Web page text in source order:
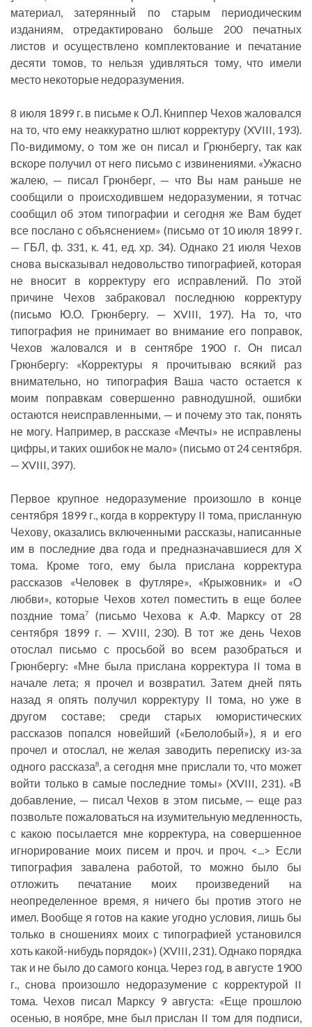
материал, затерянный по старым периодическим
изданиям, отредактировано больше 200 печатных
листов и осуществлено комплектование и печатание
десяти томов, то нельзя удивляться тому, что имели
место некоторые недоразумения.
8 июля 1899 г. в письме к О.Л. Книппер Чехов жаловался
на то, что ему неаккуратно шлют корректуру (XVIII, 193).
По-видимому, о том же он писал и Грюнбергу, так как
вскоре получил от него письмо с извинениями. «Ужасно
жалею, — писал Грюнберг, — что Вы нам раньше не
сообщили о происходившем недоразумении, я тотчас
сообщил об этом типографии и сегодня же Вам будет
все послано с объяснением» (письмо от 10 июля 1899 г.
— ГБЛ, ф. 331, к. 41, ед. хр. 34). Однако 21 июля Чехов
снова высказывал недовольство типографией, которая
не вносит в корректуру его исправлений. По этой
причине Чехов забраковал последнюю корректуру
(письмо Ю.О. Грюнбергу. — XVIII, 197). На то, что
типография не принимает во внимание его поправок,
Чехов жаловался и в сентябре 1900 г. Он писал
Грюнбергу: «Корректуры я прочитываю всякий раз
внимательно, но типография Ваша часто остается к
моим поправкам совершенно равнодушной, ошибки
остаются неисправленными, — и почему это так, понять
не могу. Например, в рассказе «Мечты» не исправлены
цифры, и таких ошибок не мало» (письмо от 24 сентября.
— XVIII, 397).
Первое крупное недоразумение произошло в конце
сентября 1899 г., когда в корректуру II тома, присланную
Чехову, оказались включенными рассказы, написанные
им в последние два года и предназначавшиеся для X
тома. Кроме того, ему была прислана корректура
рассказов «Человек в футляре», «Крыжовник» и «О
любви», которые Чехов хотел поместить в еще более
поздние тома7(письмо Чехова к А.Ф. Марксу от 28
сентября 1899 г. — XVIII, 230). В тот же день Чехов
отослал письмо с просьбой во всем разобраться и
Грюнбергу: «Мне была прислана корректура II тома в
начале лета; я прочел и возвратил. Затем дней пять
назад я опять получил корректуру II тома, но уже в
другом составе; среди старых юмористических
рассказов попался новейший («Белолобый»), я и его
прочел и отослал, не желая заводить переписку из-за
одного рассказа8, а сегодня мне прислали то, что может
войти только в самые последние томы» (XVIII, 231). «В
добавление, — писал Чехов в этом письме, — еще раз
позвольте пожаловаться на изумительную медленность,
с какою посылается мне корректура, на совершенное
игнорирование моих писем и проч. и проч. <...> Если
типография завалена работой, то можно было бы
отложить печатание моих произведений на
неопределенное время, я ничего бы против этого не
имел. Вообще я готов на какие угодно условия, лишь бы
только в сношениях моих с типографией установился
хоть какой-нибудь порядок») (XVIII, 231). Однако порядка
так и не было до самого конца. Через год, в августе 1900
г., снова произошло недоразумение с корректурой II
тома. Чехов писал Марксу 9 августа: «Еще прошлою
осенью, в ноябре, мне был прислан II том для подписи,